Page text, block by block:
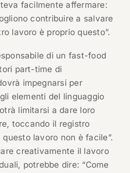
facilmente affermare:
contribuire a salvare
lavoro è proprio questo”.
di un fast-food
part-time di
impegnarsi per
elementi del linguaggio
limitarsi a dare loro
toccando il registro
lavoro non è facile”.
creativamente il lavoro
potrebbe dire: “Come